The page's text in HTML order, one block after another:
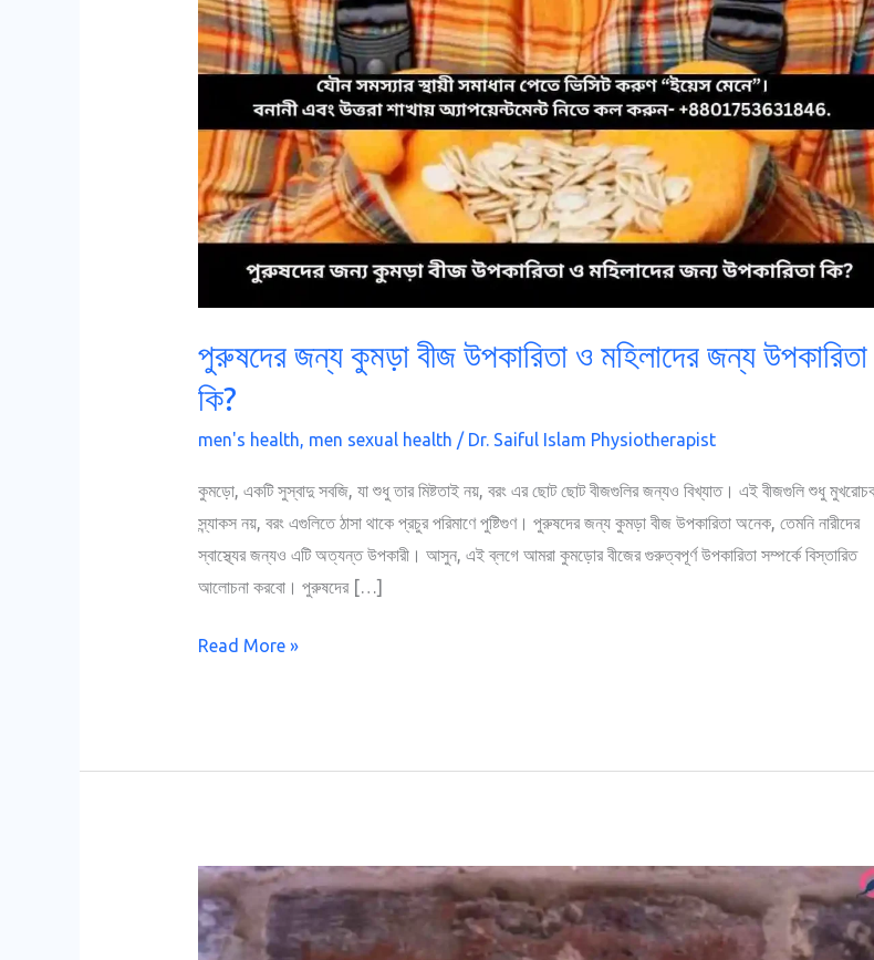
পুরুষদের জন্য কুমড়া বীজ উপকারিতা ও মহিলাদের জন্য উপকারিতা
কি?
men's health, men sexual health / Dr. Saiful Islam Physiotherapist
কুমড়ো, একটি সুস্বাদু সবজি, যা শুধু তার মিষ্টতাই নয়, বরং এর ছোট ছোট বীজগুলির জন্যও বিখ্যাত। এই বীজগুলি শুধু
স্ন্যাকস নয়, বরং এগুলিতে ঠাসা থাকে প্রচুর পরিমাণে পুষ্টিগুণ। পুরুষদের জন্য কুমড়া বীজ উপকারিতা অনেক, তেমনি নারীদের
স্বাস্থ্যের জন্যও এটি অত্যন্ত উপকারী। আসুন, এই ব্লগে আমরা কুমড়োর বীজের গুরুত্বপূর্ণ উপকারিতা সম্পর্কে বিস্তারিত
আলোচনা করবো। পুরুষদের […]
ও
মহিলাদের
কি?
Read More »
পেঁয়াজের
তেল
বানানোর